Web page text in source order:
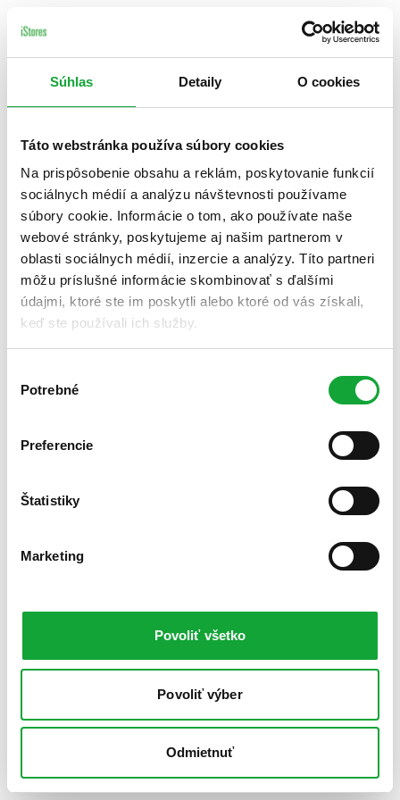
Súhlas Detaily O cookies
Táto webstránka používa súbory cookies
Na prispôsobenie obsahu a reklám, poskytovanie funkcií
sociálnych médií a analýzu návštevnosti používame
súbory cookie. Informácie o tom, ako používate naše
webové stránky, poskytujeme aj našim partnerom v
oblasti sociálnych médií, inzercie a analýzy. Títo partneri
môžu príslušné informácie skombinovať s ďalšími
údajmi, ktoré ste im poskytli alebo ktoré od vás získali,
keď ste používali ich služby.
súhlasu
Potrebné
Preferencie
Štatistiky
Marketing
Povoliť všetko
Povoliť výber
Odmietnuť